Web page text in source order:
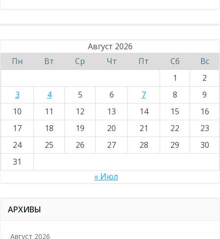
Август 2026
Пн
Вт Ср Чт Пт Сб
Вс
1
2
3
4 5 6 7 8
9
10
11 12 13 14 15
16
17
18 19 20 21 22
23
24
25 26 27 28 29
30
31
« Июл
АРХИВЫ
Август 2026